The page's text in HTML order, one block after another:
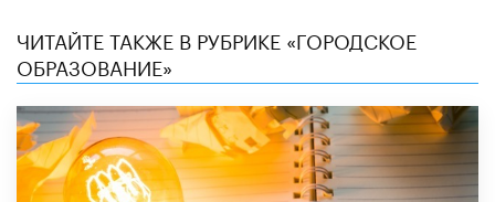
ЧИТАЙТЕ ТАКЖЕ В РУБРИКЕ «ГОРОДСКОЕ
ОБРАЗОВАНИЕ»